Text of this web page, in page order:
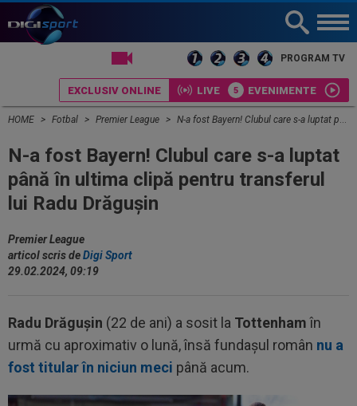
PROGRAM TV
EXCLUSIV ONLINE LIVE EVENIMENTE
HOME Fotbal Premier League N-a fost Bayern! Clubul care s-a luptat până în ultima clipă pentru transferul lui Radu Drăgușin
N-a fost Bayern! Clubul care s-a luptat
până în ultima clipă pentru transferul
lui Radu Drăgușin
Premier League
articol scris deDigi Sport
29.02.2024, 09:19
Radu Drăgușin (22 de ani) a sosit la Tottenhamîn
urmă cu aproximativ o lună, însă fundașul român nu a
fost titular în niciun meci până acum.